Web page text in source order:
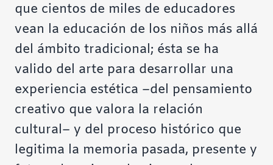
que cientos de miles de educadores
vean la educación de los niños más allá
del ámbito tradicional; ésta se ha
valido del arte para desarrollar una
experiencia estética –del pensamiento
creativo que valora la relación
cultural– y del proceso histórico que
legitima la memoria pasada, presente y